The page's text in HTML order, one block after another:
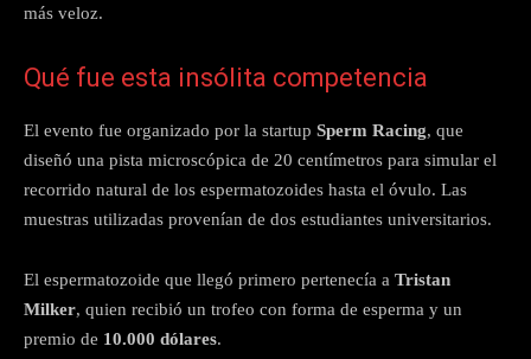
más veloz.
Qué fue esta insólita competencia
El evento fue organizado por la startup Sperm Racing, que
diseñó una pista microscópica de 20 centímetros para simular el
recorrido natural de los espermatozoides hasta el óvulo. Las
muestras utilizadas provenían de dos estudiantes universitarios.
El espermatozoide que llegó primero pertenecía a Tristan
Milker, quien recibió un trofeo con forma de esperma y un
premio de 10.000 dólares.